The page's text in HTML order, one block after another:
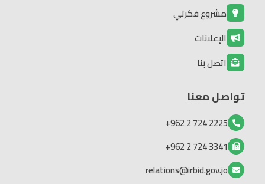
مشروع فكرتي
الإعلانات
اتصل بنا
تواصل معنا
2225 724 2 962+
3341 724 2 962+
relations@irbid.gov.jo